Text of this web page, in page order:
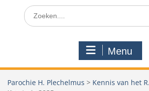
Search
for:
Menu
Parochie H. Plechelmus > Kennis van het